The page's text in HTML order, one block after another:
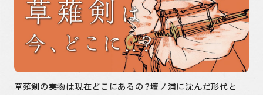
草薙剣の実物は現在どこにあるの？壇ノ浦に沈んだ形代と